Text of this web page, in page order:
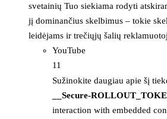
svetainių Tuo siekiama rodyti
jį dominančius skelbimus – tokie
leidėjams ir trečiųjų šalių
YouTube
11
Sužinokite daugiau apie šį
__Secure-
interaction with embedded